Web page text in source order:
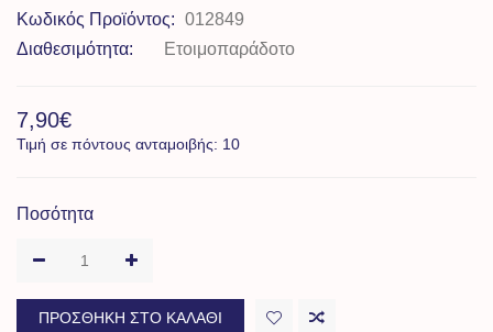
Κωδικός Προϊόντος: 012849
Διαθεσιμότητα:
Ετοιμοπαράδοτο
7,90€
Τιμή σε πόντους ανταμοιβής: 10
Ποσότητα
ΠΡΟΣΘΉΚΗ ΣΤΟ ΚΑΛΆΘΙ